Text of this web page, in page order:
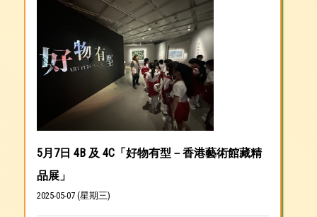
5月7日 4B 及 4C「好物有型－香港藝術館藏精
品展」
2025-05-07 (星期三)